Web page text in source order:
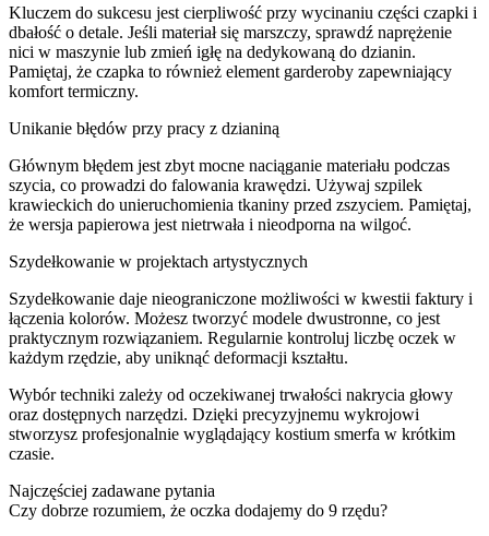
Kluczem do sukcesu jest cierpliwość przy wycinaniu części czapki i
dbałość o detale. Jeśli materiał się marszczy, sprawdź naprężenie
nici w maszynie lub zmień igłę na dedykowaną do dzianin.
Pamiętaj, że czapka to również element garderoby zapewniający
komfort termiczny.
Unikanie błędów przy pracy z dzianiną
Głównym błędem jest zbyt mocne naciąganie materiału podczas
szycia, co prowadzi do falowania krawędzi. Używaj szpilek
krawieckich do unieruchomienia tkaniny przed zszyciem. Pamiętaj,
że wersja papierowa jest nietrwała i nieodporna na wilgoć.
Szydełkowanie w projektach artystycznych
Szydełkowanie daje nieograniczone możliwości w kwestii faktury i
łączenia kolorów. Możesz tworzyć modele dwustronne, co jest
praktycznym rozwiązaniem. Regularnie kontroluj liczbę oczek w
każdym rzędzie, aby uniknąć deformacji kształtu.
Wybór techniki zależy od oczekiwanej trwałości nakrycia głowy
oraz dostępnych narzędzi. Dzięki precyzyjnemu wykrojowi
stworzysz profesjonalnie wyglądający kostium smerfa w krótkim
czasie.
Najczęściej zadawane pytania
Czy dobrze rozumiem, że oczka dodajemy do 9 rzędu?